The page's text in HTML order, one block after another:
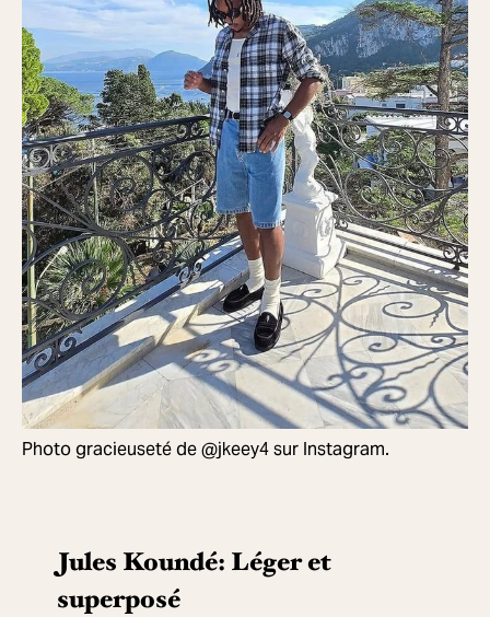
Photo gracieuseté de @jkeey4 sur Instagram.
Jules Koundé: Léger et
superposé